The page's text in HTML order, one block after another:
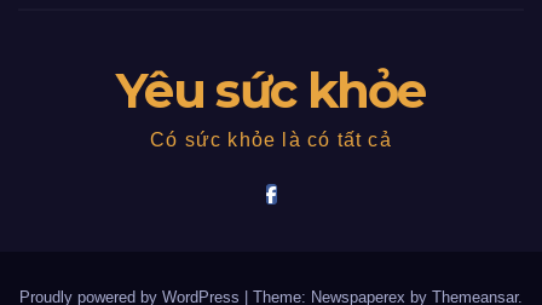
Yêu sức khỏe
Có sức khỏe là có tất cả
Proudly powered by WordPress Theme: Newspaperex by Themeansar.